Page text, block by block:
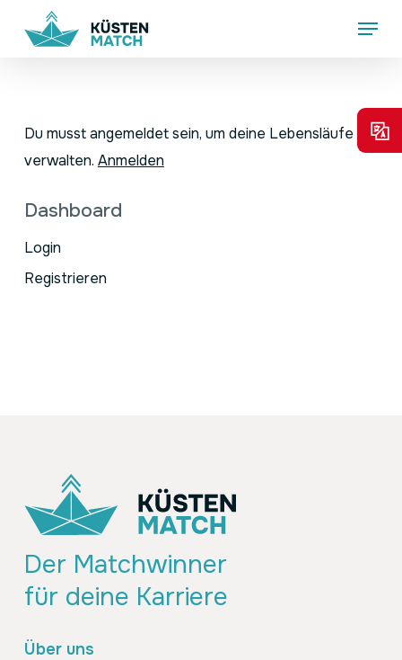
Menu
Du musst angemeldet sein, um deine Lebensläufe zu
verwalten. Anmelden
Dashboard
Login
Registrieren
Der Matchwinner
für deine Karriere
Über uns